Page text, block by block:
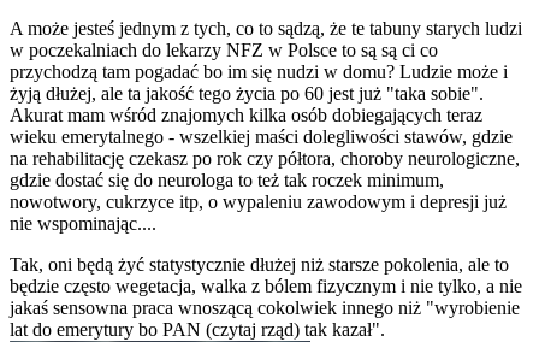
A może jesteś jednym z tych, co to sądzą, że te tabuny starych ludzi
w poczekalniach do lekarzy NFZ w Polsce to są są ci co
przychodzą tam pogadać bo im się nudzi w domu? Ludzie może i
żyją dłużej, ale ta jakość tego życia po 60 jest już "taka sobie".
Akurat mam wśród znajomych kilka osób dobiegających teraz
wieku emerytalnego - wszelkiej maści dolegliwości stawów, gdzie
na rehabilitację czekasz po rok czy półtora, choroby neurologiczne,
gdzie dostać się do neurologa to też tak roczek minimum,
nowotwory, cukrzyce itp, o wypaleniu zawodowym i depresji już
nie wspominając....
Tak, oni będą żyć statystycznie dłużej niż starsze pokolenia, ale to
będzie często wegetacja, walka z bólem fizycznym i nie tylko, a nie
jakaś sensowna praca wnoszącą cokolwiek innego niż "wyrobienie
lat do emerytury bo PAN (czytaj rząd) tak kazał".